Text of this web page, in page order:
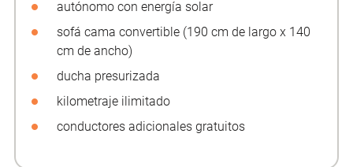
autónomo con energía solar
sofá cama convertible (190 cm de largo x 140
cm de ancho)
ducha presurizada
kilometraje ilimitado
conductores adicionales gratuitos